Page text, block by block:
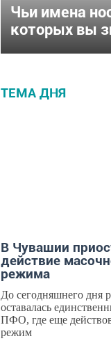
Чьи имена
которых вы
ТЕМА ДНЯ
В Чувашии
действие
режима
До сегодняшнего дня
оставалась
ПФО, где еще
режим